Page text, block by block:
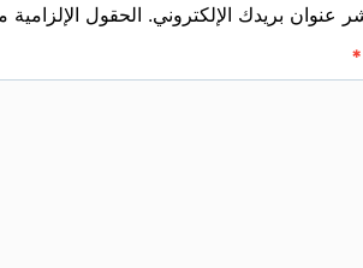
عنوان بريدك الإلكتروني. الحقول الإلزامية
*